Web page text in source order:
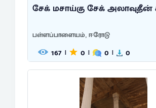
சேக் மசாய்கு சேக் அலாவுதீன்
பள்ளப்பாளையம், ஈரோடு
167 | 0 | 0 | 0